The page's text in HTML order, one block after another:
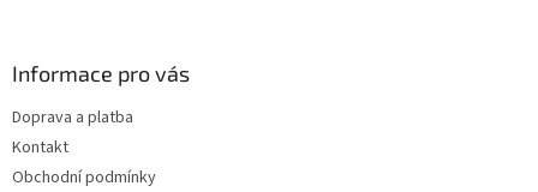
Informace pro vás
Doprava a platba
Kontakt
Obchodní podmínky